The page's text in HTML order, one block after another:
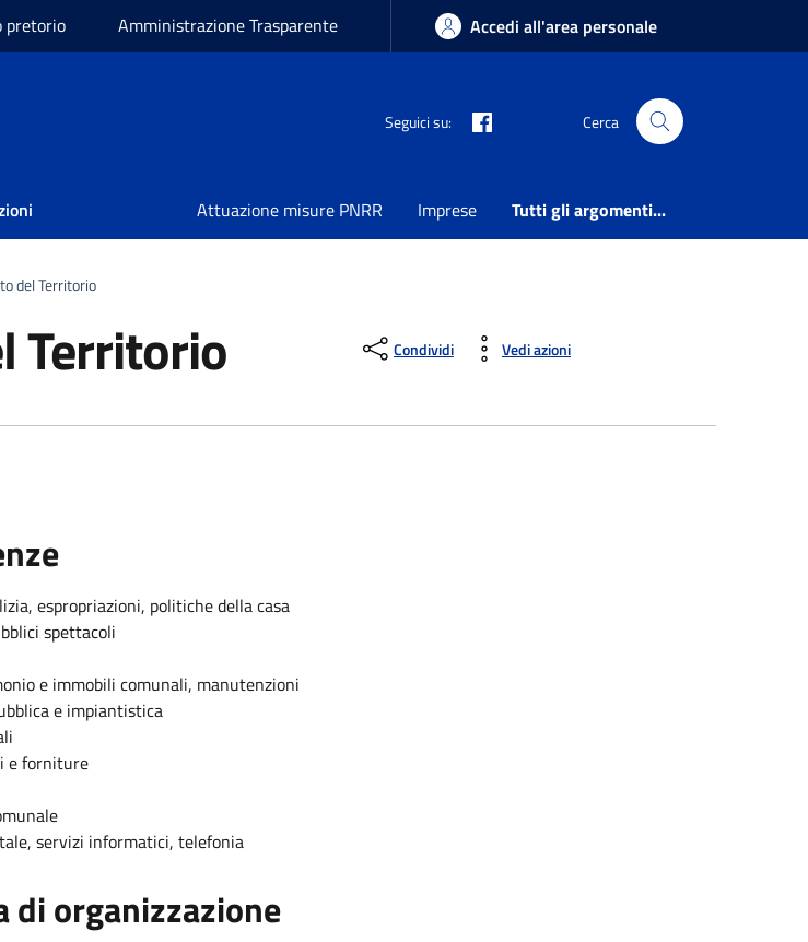
pretorio Amministrazione Trasparente Accedi all'area personale
Seguici su: Cerca
Attuazione misure PNRR Imprese Tutti gli argomenti...
del Territorio
Territorio Condividi Vedi azioni
espropriazioni, politiche della casa
spettacoli
e immobili comunali, manutenzioni
e impiantistica
e forniture
servizi informatici, telefonia
di organizzazione